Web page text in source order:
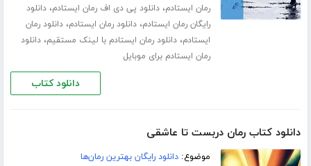
رمان ایستادم،دانلود پی دی اف رمان ایستادم،دانلود
رایگان رمان ایستادم،دانلود رمان ایستادم،دانلود رمان
ایستادم،دانلود رمان ایستادم با لینک مستقیم،دانلود
رمان ایستادم برای موبایل
دانلود کتاب
دانلود کتاب رمان دربست تا عاشقی
موضوع:دانلود رایگان بهترین رمان‌ها